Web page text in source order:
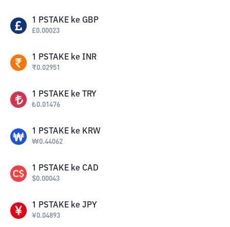
1 PSTAKE ke GBP
£0.00023
1 PSTAKE ke INR
₹0.02951
1 PSTAKE ke TRY
₺0.01476
1 PSTAKE ke KRW
₩0.44062
1 PSTAKE ke CAD
$0.00043
1 PSTAKE ke JPY
¥0.04893